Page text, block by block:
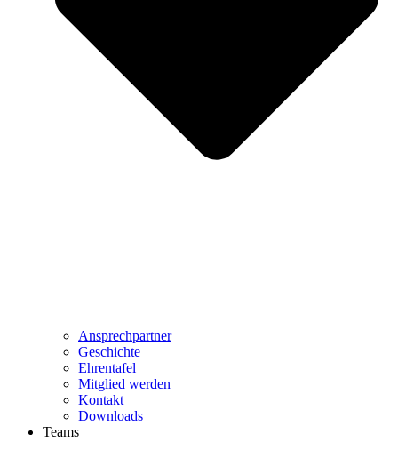
Ansprechpartner
Geschichte
Ehrentafel
Mitglied werden
Kontakt
Downloads
Teams